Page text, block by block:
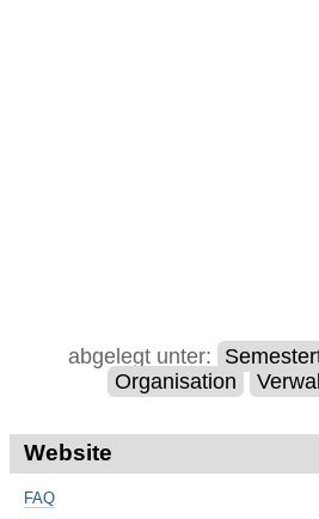
abgelegt unter:
Organisation
Website
FAQ